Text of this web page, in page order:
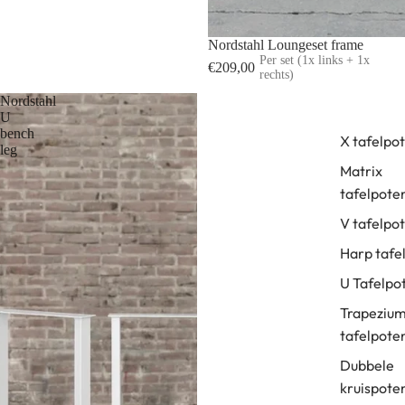
X
Matrix
V
Harp
U
Dubbele
UITVERKOOP
Nordstahl Loungeset frame
€209,00 Per set (1x links + 1x
rechts)
Nordstahl
U
bench
leg